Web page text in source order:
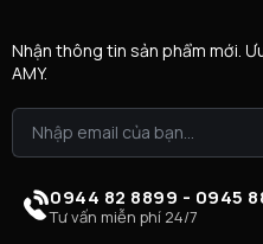
Nhận thông tin sản phẩm mới.
AMY.
0944 82 8899 - 0945
Tư vấn miễn phí 24/7